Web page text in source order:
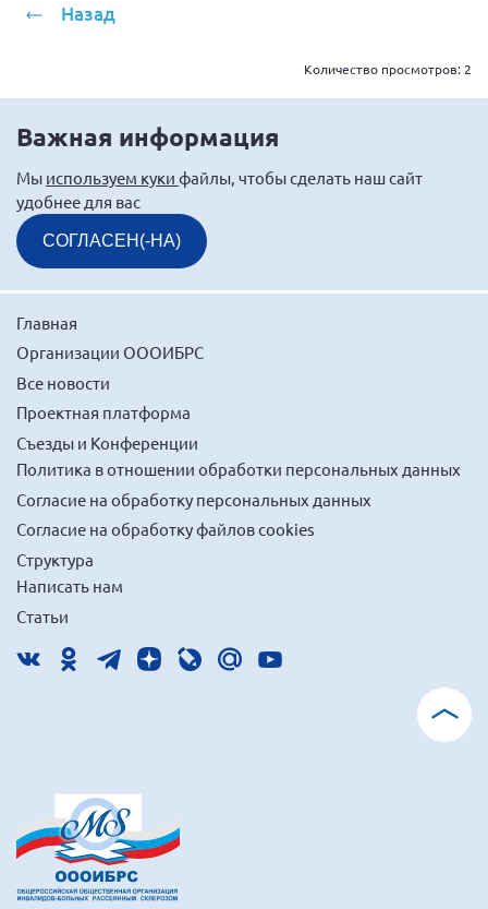
Назад
Количество просмотров: 2
Важная информация
Мы используем куки файлы, чтобы сделать наш сайт
удобнее для вас
СОГЛАСЕН(-НА)
Главная
Организации ОООИБРС
Все новости
Проектная платформа
Съезды и Конференции
Политика в отношении обработки персональных данных
Согласие на обработку персональных данных
Согласие на обработку файлов cookies
Структура
Написать нам
Статьи